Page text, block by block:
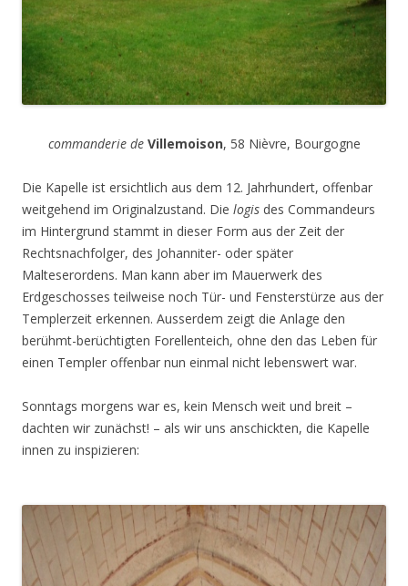
commanderie de Villemoison, 58 Nièvre, Bourgogne
Die Kapelle ist ersichtlich aus dem 12. Jahrhundert, offenbar
weitgehend im Originalzustand. Die logis des Commandeurs
im Hintergrund stammt in dieser Form aus der Zeit der
Rechtsnachfolger, des Johanniter- oder später
Malteserordens. Man kann aber im Mauerwerk des
Erdgeschosses teilweise noch Tür- und Fensterstürze aus der
Templerzeit erkennen. Ausserdem zeigt die Anlage den
berühmt-berüchtigten Forellenteich, ohne den das Leben für
einen Templer offenbar nun einmal nicht lebenswert war.
Sonntags morgens war es, kein Mensch weit und breit –
dachten wir zunächst! – als wir uns anschickten, die Kapelle
innen zu inspizieren: